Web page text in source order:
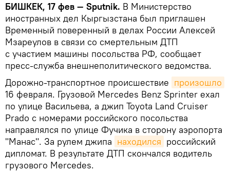
БИШКЕК, 17 фев — Sputnik. В Министерство
иностранных дел Кыргызстана был приглашен
Временный поверенный в делах России Алексей
Мзареулов в связи со смертельным ДТП
с участием машины посольства РФ, сообщает
пресс-служба внешнеполитического ведомства.
Дорожно-транспортное происшествие произошло
16 февраля. Грузовой Mercedes Benz Sprinter ехал
по улице Васильева, а джип Toyota Land Cruiser
Prado с номерами российского посольства
направлялся по улице Фучика в сторону аэропорта
"Манас". За рулем джипа находился российский
дипломат. В результате ДТП скончался водитель
грузового Mercedes.